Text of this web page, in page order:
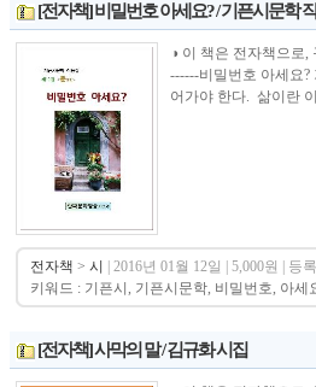
[전자책] 비밀번호 아세요? / 기픈시문학
◑ 이 책은 전자책으로
------비밀번호 아세요
어가야 한다. 삶이란
전자책 > 시 | 2016년 01월 12일 | 5,000원 | 등
키워드 : 기픈시, 기픈시문학, 비밀번호, 아세
[전자책] 사막의 말 / 김규화 시집